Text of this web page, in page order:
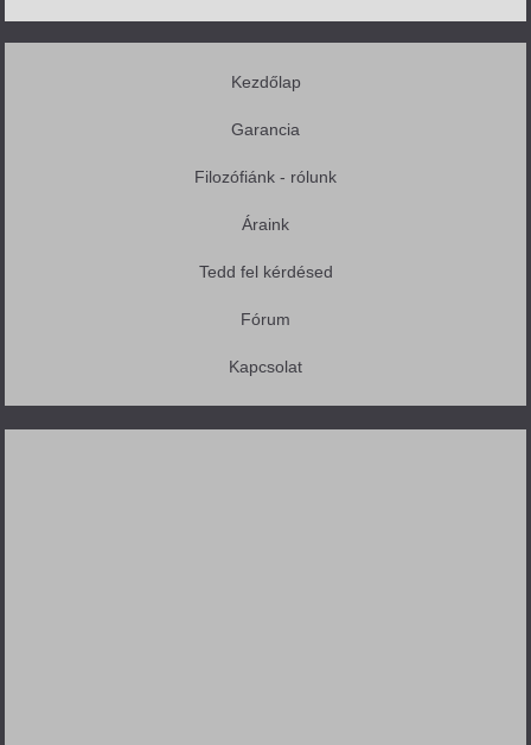
Kezdőlap
Garancia
Filozófiánk - rólunk
Áraink
Tedd fel kérdésed
Fórum
Kapcsolat